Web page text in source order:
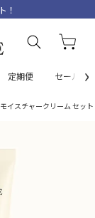
！
定期便 セール ›
イスチャークリーム セッ